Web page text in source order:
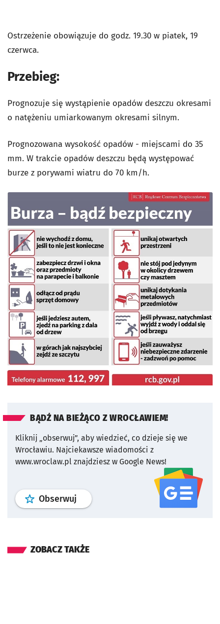
Ostrzeżenie obowiązuje do godz. 19.30 w piatek, 19
czerwca.
Przebieg:
Prognozuje się wystąpienie opadów deszczu okresami
o natężeniu umiarkowanym okresami silnym.
Prognozowana wysokość opadów - miejscami do 35
mm. W trakcie opadów deszczu będą występować
burze z porywami wiatru do 70 km/h.
BĄDŹ NA BIEŻĄCO Z WROCŁAWIEM!
Kliknij „obserwuj”, aby wiedzieć, co dzieje się we
Wrocławiu. Najciekawsze wiadomości z
www.wroclaw.pl znajdziesz w Google News!
Obserwuj profil serwisu
ZOBACZ TAKŻE